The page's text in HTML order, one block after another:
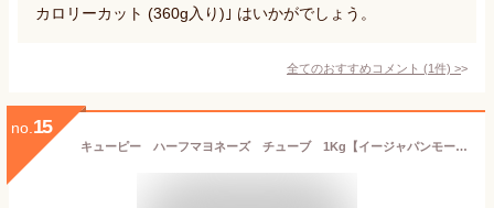
カロリーカット (360g入り)｣ はいかがでしょう。
全てのおすすめコメント (1件) >
no. 15
キューピー ハーフマヨネーズ チューブ 1Kg【イージャパンモール】